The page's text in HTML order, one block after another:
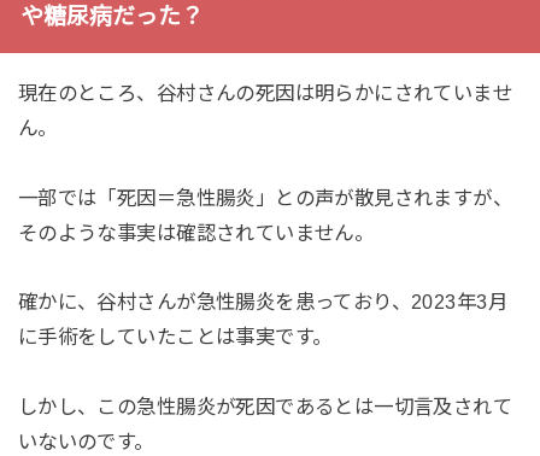
や糖尿病だった？
現在のところ、谷村さんの死因は明らかにされていませ
ん。
一部では「死因＝急性腸炎」との声が散見されますが、
そのような事実は確認されていません。
確かに、谷村さんが急性腸炎を患っており、2023年3月
に手術をしていたことは事実です。
しかし、この急性腸炎が死因であるとは一切言及されて
いないのです。